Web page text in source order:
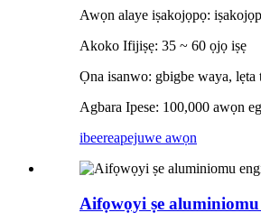
Awọn alaye iṣakojọpọ:
Akoko Ifijiṣẹ: 35 ~ 60 ọjọ iṣẹ
Ọna isanwo: gbigbe waya, lẹta
Agbara Ipese: 100,000 awọn
ibeereapejuwe awọn
Aifọwọyi ṣe